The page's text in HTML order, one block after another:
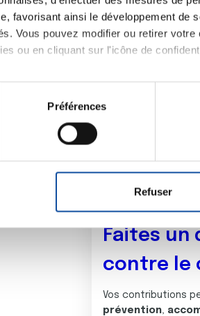
favorisant ainsi le développement de
Vous pouvez modifier ou retirer votre
ou en cliquant sur l'icône de
également :
sur votre localisation
de vos données personnelles
ou retirer votre consentement à
de publicité et d'analyse, qui
ont collectées lors de votre utilisation
Préférences
Refuser
Faites un
contre le
Vos contributions
prévention,